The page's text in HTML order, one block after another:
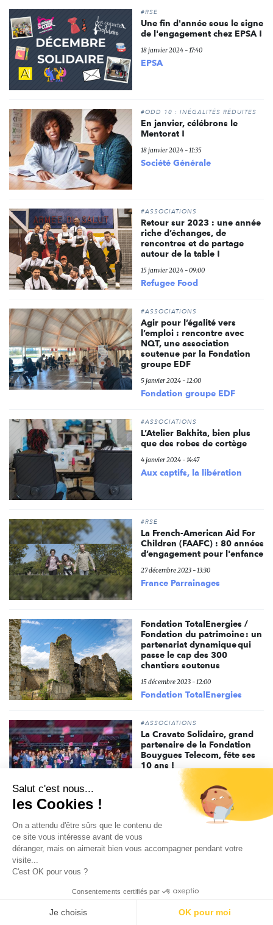
#RSE
Une fin d'année sous le signe
de l'engagement chez EPSA !
18 janvier 2024 - 17:40
EPSA
#ODD 10 : INÉGALITÉS RÉDUITES
En janvier, célébrons le
Mentorat !
18 janvier 2024 - 11:35
Société Générale
#ASSOCIATIONS
Retour sur 2023 : une année
riche d’échanges, de
rencontres et de partage
autour de la table !
15 janvier 2024 - 09:00
Refugee Food
#ASSOCIATIONS
Agir pour l’égalité vers
l’emploi : rencontre avec
NQT, une association
soutenue par la Fondation
groupe EDF
5 janvier 2024 - 12:00
Fondation groupe EDF
#ASSOCIATIONS
L’Atelier Bakhita, bien plus
que des robes de cortège
4 janvier 2024 - 14:47
Aux captifs, la libération
#RSE
La French-American Aid For
Children (FAAFC) : 80 années
d’engagement pour l'enfance
27 décembre 2023 - 13:30
France Parrainages
Fondation TotalEnergies /
Fondation du patrimoine : un
partenariat dynamique qui
passe le cap des 300
chantiers soutenus
15 décembre 2023 - 12:00
Fondation TotalEnergies
#ASSOCIATIONS
La Cravate Solidaire, grand
partenaire de la Fondation
Bouygues Telecom, fête ses
10 ans !
30 novembre 2023 - 08:01
Fondation Bouygues Telecom
#RSE
Un nouveau site internet
pour la Fondation Groupe
Salut c'est nous...
les Cookies !
On a attendu d'être sûrs que le contenu de
ce site vous intéresse avant de vous
déranger, mais on aimerait bien vous accompagner pendant votre
visite...
C'est OK pour vous ?
Consentements certifiés par
Je choisis OK pour moi